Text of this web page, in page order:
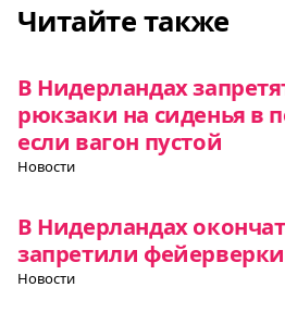
Читайте также
В Нидерландах
рюкзаки на сиденья в
если вагон пустой
Новости
В Нидерландах
запретили фейерверки
Новости